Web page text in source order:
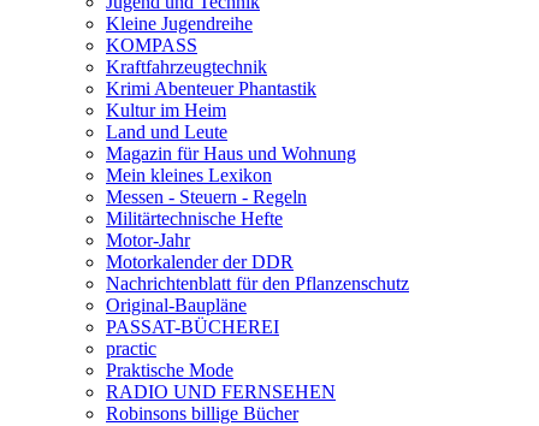
Kleine Jugendreihe
KOMPASS
Kraftfahrzeugtechnik
Krimi Abenteuer Phantastik
Kultur im Heim
Land und Leute
Magazin für Haus und Wohnung
Mein kleines Lexikon
Messen - Steuern - Regeln
Militärtechnische Hefte
Motor-Jahr
Motorkalender der DDR
Nachrichtenblatt für den Pflanzenschutz
Original-Baupläne
PASSAT-BÜCHEREI
practic
Praktische Mode
RADIO UND FERNSEHEN
Robinsons billige Bücher